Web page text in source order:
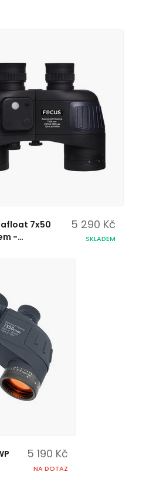
7x50
-
5 290 Kč
SKLADEM
5 190 Kč
NA DOTAZ